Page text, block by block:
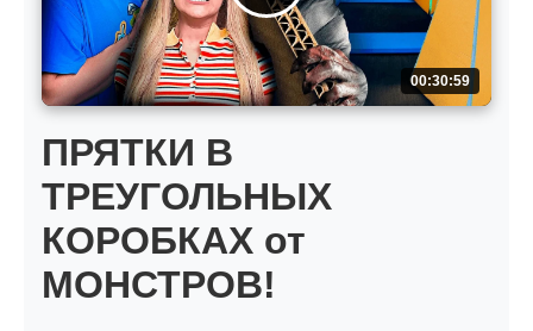
00:30:59
ПРЯТКИ В
ТРЕУГОЛЬНЫХ
КОРОБКАХ от
МОНСТРОВ!